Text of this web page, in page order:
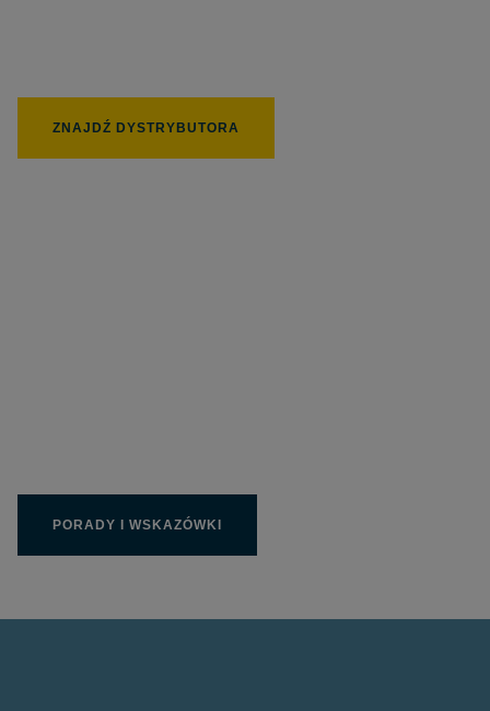
ZNAJDŹ DYSTRYBUTORA
PORADY I WSKAZÓWKI